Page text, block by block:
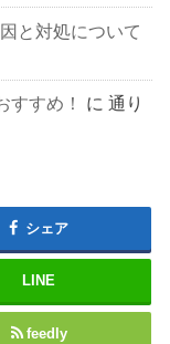
と対処について
すすめ！ に通り
シェア
LINE
feedly